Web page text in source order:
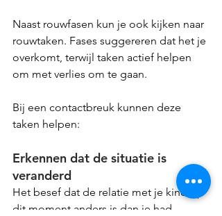
Naast rouwfasen kun je ook kijken naar
rouwtaken. Fases suggereren dat het je
overkomt, terwijl taken actief helpen
om met verlies om te gaan.
Bij een contactbreuk kunnen deze
taken helpen:
Erkennen dat de situatie is
veranderd
Het besef dat de relatie met je kind op
dit moment anders is dan je had